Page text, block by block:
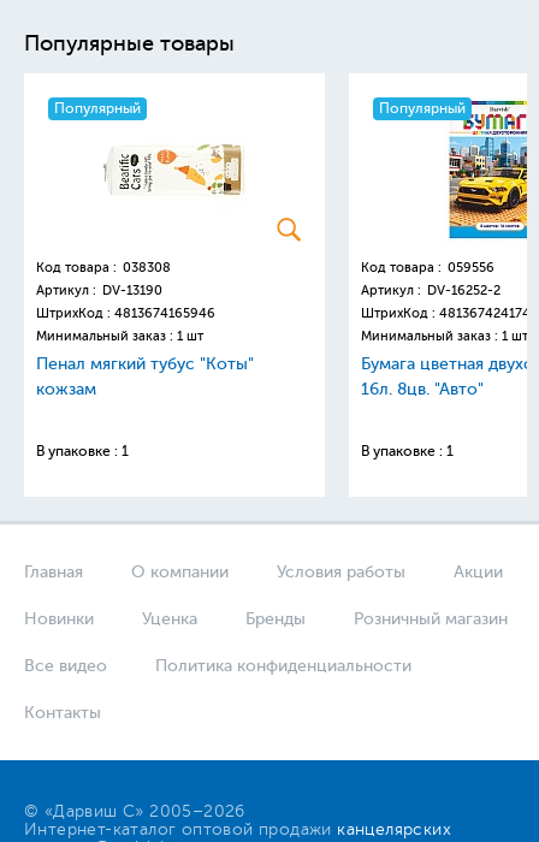
Популярные товары
Популярный
Код товара : 038308
Артикул : DV-13190
ШтрихКод : 4813674165946
Минимальный заказ : 1 шт
Пенал мягкий тубус "Коты"
кожзам
В упаковке : 1
Популярный
Код товара : 059556
Артикул : DV-16252-2
ШтрихКод : 4813674241749
Минимальный заказ : 1 шт
Бумага цветная
16л. 8цв. "Авто"
В упаковке : 1
Главная О компании Условия работы Акции
Новинки Уценка Бренды Розничный магазин
Все видео Политика конфиденциальности
Контакты
© «Дарвиш С» 2005–2026
Интернет-каталог оптовой продажи канцелярских